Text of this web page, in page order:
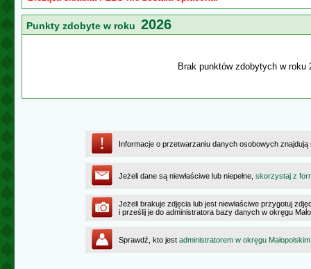
Punkty zdobyte w roku 2026
Brak punktów zdobytych w roku
Informacje o przetwarzaniu danych osobowych
Jeżeli dane są niewłaściwe lub niepełne, skorzystaj z
Jeżeli brakuje zdjęcia lub jest niewłaściwe przygotuj
i prześlij je do administratora bazy danych w okręgu
Sprawdź, kto jest administratorem w okręgu Małopolskim